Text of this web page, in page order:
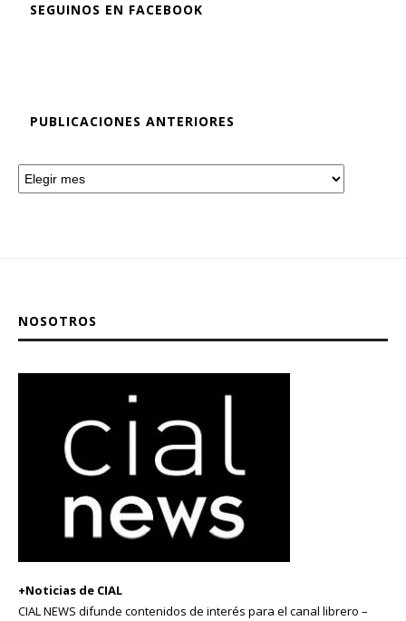
SEGUINOS EN FACEBOOK
PUBLICACIONES ANTERIORES
NOSOTROS
+Noticias de CIAL
CIAL NEWS difunde contenidos de interés para el canal librero –